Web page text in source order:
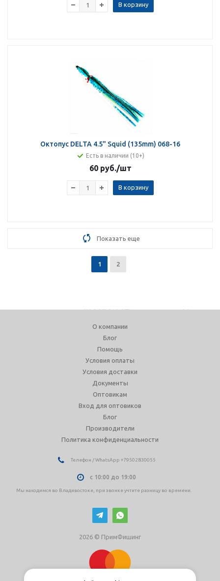
В корзину
Октопус DELTA 4.5" Squid (135mm) 068-16
Есть в наличии (10+)
60 руб./шт
В корзину
Показать еще
1 2
О компании
Блог
Помощь
Условия оплаты
Условия доставки
Документы
Оптовикам
Вход для оптовиков
Блог
Производители
Политика конфиденциальности
Телефон / WhatsApp +79502830055
с 10:00 до 19:00
Мы находимся во Владивостоке, при звонке учтите разницу во времени.
2026 © ПримФишинг